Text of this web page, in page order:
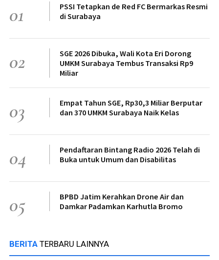
01
PSSI Tetapkan de Red FC Bermarkas Resmi
di Surabaya
02
SGE 2026 Dibuka, Wali Kota Eri Dorong
UMKM Surabaya Tembus Transaksi Rp9
Miliar
03
Empat Tahun SGE, Rp30,3 Miliar Berputar
dan 370 UMKM Surabaya Naik Kelas
04
Pendaftaran Bintang Radio 2026 Telah di
Buka untuk Umum dan Disabilitas
05
BPBD Jatim Kerahkan Drone Air dan
Damkar Padamkan Karhutla Bromo
BERITA TERBARU LAINNYA